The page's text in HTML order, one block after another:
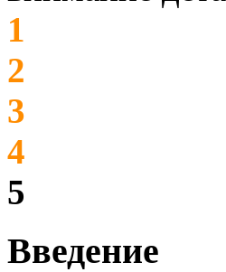
1
2
3
4
5
Введение